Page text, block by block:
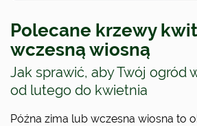
Polecane krzewy
wczesną wiosną
Jak sprawić, aby Twój ogród
od lutego do kwietnia
Późna zima lub wczesna wiosna to